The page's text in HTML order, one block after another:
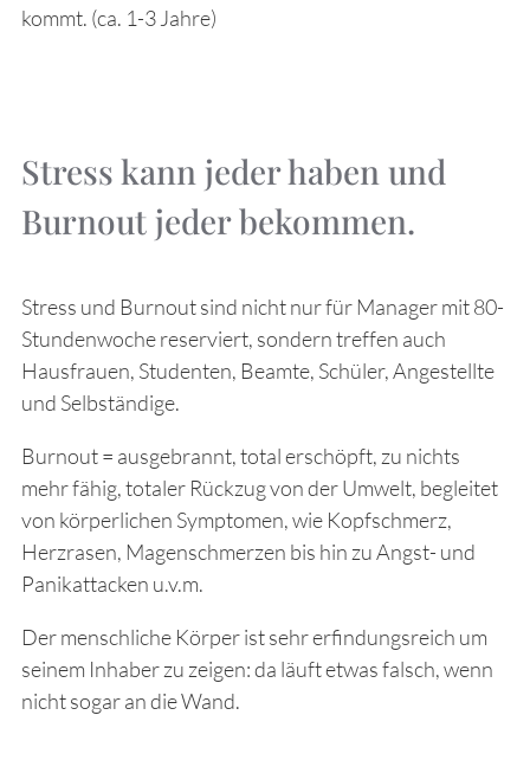
kommt. (ca. 1-3 Jahre)
Stress kann jeder haben und
Burnout jeder bekommen.
Stress und Burnout sind nicht nur für Manager mit 80-
Stundenwoche reserviert, sondern treffen auch
Hausfrauen, Studenten, Beamte, Schüler, Angestellte
und Selbständige.
Burnout = ausgebrannt, total erschöpft, zu nichts
mehr fähig, totaler Rückzug von der Umwelt, begleitet
von körperlichen Symptomen, wie Kopfschmerz,
Herzrasen, Magenschmerzen bis hin zu Angst- und
Panikattacken u.v.m.
Der menschliche Körper ist sehr erfindungsreich um
seinem Inhaber zu zeigen: da läuft etwas falsch, wenn
nicht sogar an die Wand.